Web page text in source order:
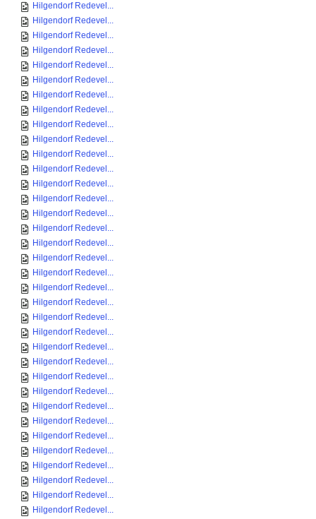
Hilgendorf Redevel...
Hilgendorf Redevel...
Hilgendorf Redevel...
Hilgendorf Redevel...
Hilgendorf Redevel...
Hilgendorf Redevel...
Hilgendorf Redevel...
Hilgendorf Redevel...
Hilgendorf Redevel...
Hilgendorf Redevel...
Hilgendorf Redevel...
Hilgendorf Redevel...
Hilgendorf Redevel...
Hilgendorf Redevel...
Hilgendorf Redevel...
Hilgendorf Redevel...
Hilgendorf Redevel...
Hilgendorf Redevel...
Hilgendorf Redevel...
Hilgendorf Redevel...
Hilgendorf Redevel...
Hilgendorf Redevel...
Hilgendorf Redevel...
Hilgendorf Redevel...
Hilgendorf Redevel...
Hilgendorf Redevel...
Hilgendorf Redevel...
Hilgendorf Redevel...
Hilgendorf Redevel...
Hilgendorf Redevel...
Hilgendorf Redevel...
Hilgendorf Redevel...
Hilgendorf Redevel...
Hilgendorf Redevel...
Hilgendorf Redevel...